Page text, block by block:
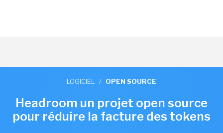
LOGICIEL / OPEN SOURCE
Headroom un projet open source
pour réduire la facture des tokens